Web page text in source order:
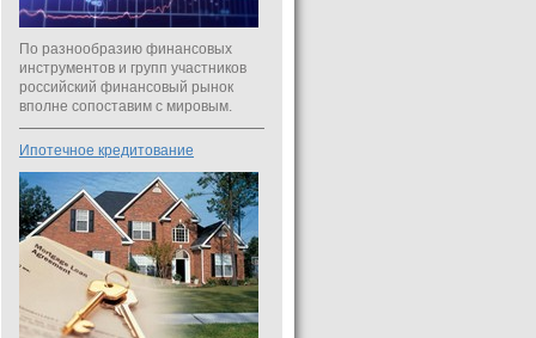
По разнообразию финансовых
инструментов и групп участников
российский финансовый рынок
вполне сопоставим с мировым.
Ипотечное кредитование